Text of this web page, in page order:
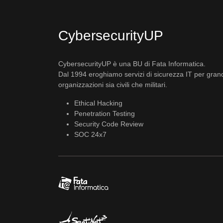
CybersecurityUP
CybersecurityUP è una BU di Fata Informatica.
Dal 1994 eroghiamo servizi di sicurezza IT per
organizzazioni sia civili che militari.
Ethical Hacking
Penetration Testing
Security Code Review
SOC 24x7